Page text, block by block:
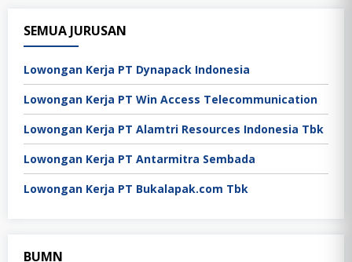
SEMUA JURUSAN
Lowongan Kerja PT Dynapack Indonesia
Lowongan Kerja PT Win Access Telecommunication
Lowongan Kerja PT Alamtri Resources Indonesia Tbk
Lowongan Kerja PT Antarmitra Sembada
Lowongan Kerja PT Bukalapak.com Tbk
BUMN